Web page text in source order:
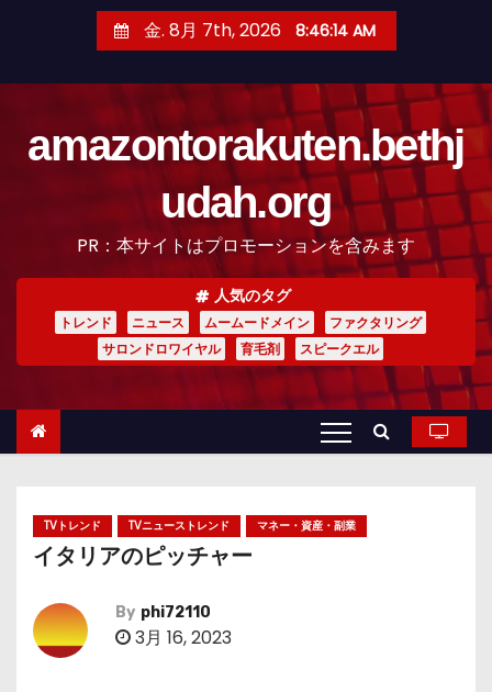
金. 8月 7th, 2026 8:46:15 AM
amazontorakuten.bethj
udah.org
PR：本サイトはプロモーションを含みます
人気のタグ
トレンド ニュース ムームードメイン
ファクタリング
サロンドロワイヤル
育毛剤 スピークエル
TVトレンド TVニューストレンド マネー・資産・副業
イタリアのピッチャー
By phi72110
3月 16, 2023